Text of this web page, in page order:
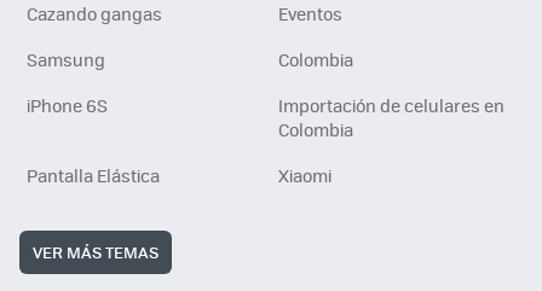
Cazando gangas
Eventos
Samsung
Colombia
iPhone 6S
Importación de celulares en
Colombia
Pantalla Elástica
Xiaomi
VER MÁS TEMAS